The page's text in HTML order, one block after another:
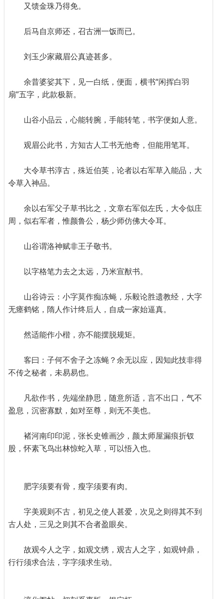
又馈金珠乃得免。
后马自京师还，召古洲一饭而已。
刘玉少家藏眉公真迹甚多。
余昔婆娑其下，见一白纸，便面，横书“闲挥白羽
扇”五字，此款极新。
山谷小品云，心能转腕，手能转笔，书字便如人意。
观眉公此书，方知古人工书无他奇，但能用笔耳。
大令草书淳古，殊近伯英，论者以右军草入能品，大
令草入神品。
余以右军父子草书比之，文章右军似左氏，大令似庄
周，似右军者，惟颜鲁公，杨少师仿佛大令耳。
山谷谓洛神赋非王子敬书。
以字格笔力去之太远，乃米宣猷书。
山谷诗云：小字莫作痴冻蝇，乐毅论胜遗教经，大字
无瘗鹤铭，隋人作计终后人，自成一家始逼真。
然适能作小楷，亦不能摆脱规矩。
客曰：子何不舍子之冻蝇？余无以应，因知此技非得
不传之秘者，未易易也。
凡欲作书，先端坐静思，随意所适，言不出口，气不
盈息，沉密寡默，如对至尊，则无不美也。
褚河南印印泥，张长史锥画沙，颜太师屋漏痕折钗
股，怀素飞鸟出林惊蛇入草，可以悟入也。
肥字须要有骨，瘦字须要有肉。
字美观则不古，初见之使人甚爱，次见之则得其不到
古人处，三见之则其不合者盈眼矣。
故观今人之字，如观文绣，观古人之字，如观钟鼎，
行行须求合法，字字须求生动。